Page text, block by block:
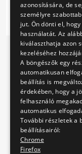
fehér
azonosítására, de
személyre
jut. Ön dönti el,
használatát. Az
kiválaszthatja azon
kezeléséhez
A böngészők egy
automatikusan
beállítás is
érdekében, hogy a
felhasználó
automatikus
További részletek a
beállításairól:
Chrome
Firefox